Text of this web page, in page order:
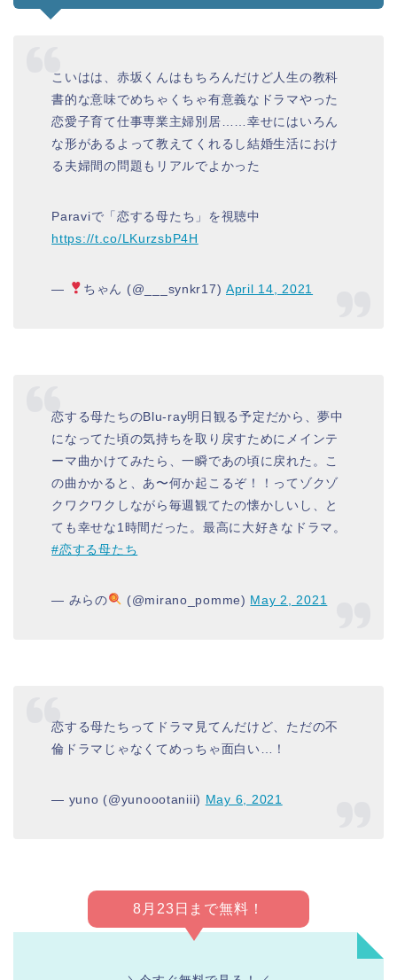
こいはは、赤坂くんはもちろんだけど人生の教科
書的な意味でめちゃくちゃ有意義なドラマやった
恋愛子育て仕事専業主婦別居……幸せにはいろん
な形があるよって教えてくれるし結婚生活におけ
る夫婦間の問題もリアルでよかった
Paraviで「恋する母たち」を視聴中
https://t.co/LKurzsbP4H
— ちゃん (@___synkr17) April 14, 2021
恋する母たちのBlu-ray明日観る予定だから、夢中
になってた頃の気持ちを取り戻すためにメインテ
ーマ曲かけてみたら、一瞬であの頃に戻れた。こ
の曲かかると、あ〜何か起こるぞ！！ってゾクゾ
クワクワクしながら毎週観てたの懐かしいし、と
ても幸せな1時間だった。最高に大好きなドラマ。
#恋する母たち
— みらの (@mirano_pomme) May 2, 2021
恋する母たちってドラマ見てんだけど、ただの不
倫ドラマじゃなくてめっちゃ面白い…！
— yuno (@yunoootaniii) May 6, 2021
8月23日まで無料！